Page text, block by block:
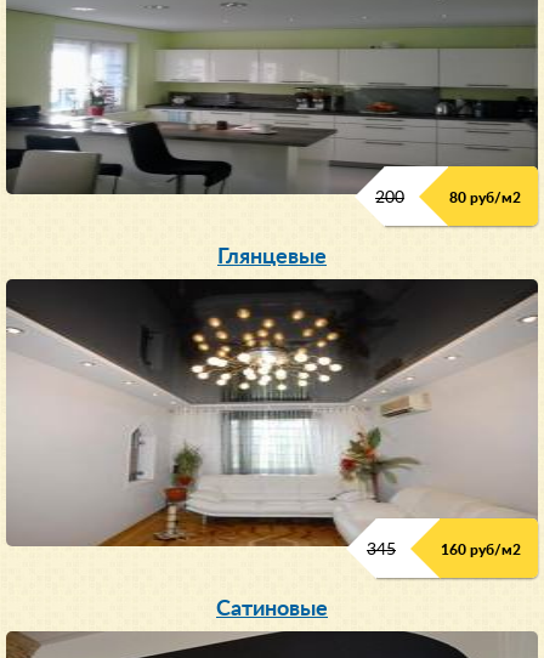
200 80 руб/м2
Глянцевые
345 160 руб/м2
Сатиновые